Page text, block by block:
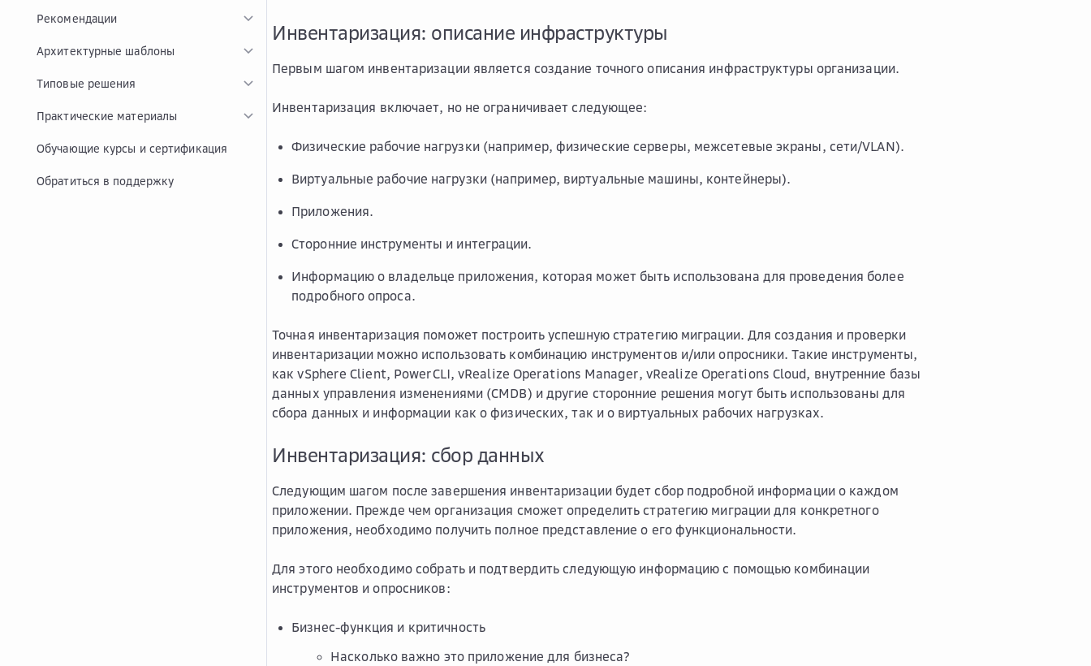
Рекомендации
Архитектурные шаблоны
Типовые решения
Практические материалы
Обучающие курсы и сертификация
Обратиться в поддержку
Инвентаризация: описание инфраструктуры
Первым шагом инвентаризации является создание точного описания инфраструктуры организации.
Инвентаризация включает, но не ограничивает следующее:
Физические рабочие нагрузки (например, физические серверы, межсетевые экраны, сети/VLAN).
Виртуальные рабочие нагрузки (например, виртуальные машины, контейнеры).
Приложения.
Сторонние инструменты и интеграции.
Информацию о владельце приложения, которая может быть использована для проведения более
подробного опроса.
Точная инвентаризация поможет построить успешную стратегию миграции. Для создания и проверки
инвентаризации можно использовать комбинацию инструментов и/или опросники. Такие инструменты,
как vSphere Client, PowerCLI, vRealize Operations Manager, vRealize Operations Cloud, внутренние базы
данных управления изменениями (CMDB) и другие сторонние решения могут быть использованы для
сбора данных и информации как о физических, так и о виртуальных рабочих нагрузках.
Инвентаризация: сбор данных
Следующим шагом после завершения инвентаризации будет сбор подробной информации о каждом
приложении. Прежде чем организация сможет определить стратегию миграции для конкретного
приложения, необходимо получить полное представление о его функциональности.
Для этого необходимо собрать и подтвердить следующую информацию с помощью комбинации
инструментов и опросников:
Бизнес-функция и критичность
Насколько важно это приложение для бизнеса?